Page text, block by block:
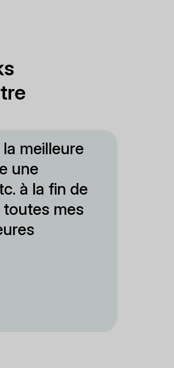
meilleure
une
à la fin de
toutes mes